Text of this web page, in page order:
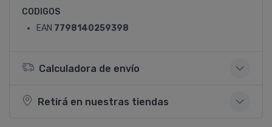
CODIGOS
EAN 7798140259398
Calculadora de envío
Retirá en nuestras tiendas